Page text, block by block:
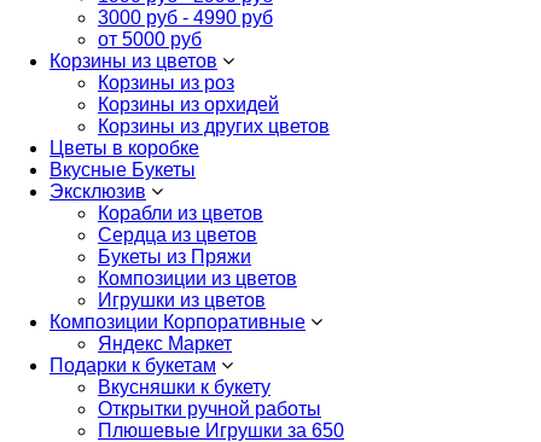
3000 руб - 4990 руб
от 5000 руб
Корзины из цветов
Корзины из роз
Корзины из орхидей
Корзины из других цветов
Цветы в коробке
Вкусные Букеты
Эксклюзив
Корабли из цветов
Сердца из цветов
Букеты из Пряжи
Композиции из цветов
Игрушки из цветов
Композиции Корпоративные
Яндекс Маркет
Подарки к букетам
Вкусняшки к букету
Открытки ручной работы
Плюшевые Игрушки за 650